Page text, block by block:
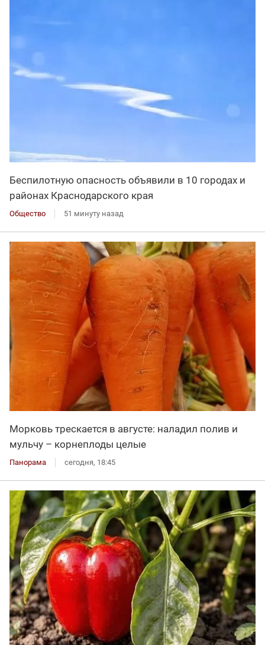
Беспилотную опасность объявили в 10 городах и
районах Краснодарского края
Общество 51 минуту назад
Морковь трескается в августе: наладил полив и
мульчу – корнеплоды целые
Панорама сегодня, 18:45